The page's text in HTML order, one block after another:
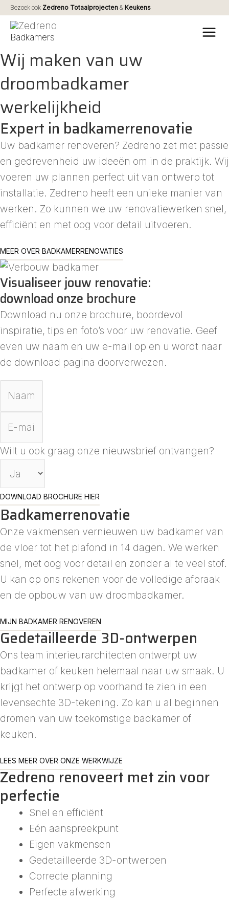
Ga
naar
inhoud
Bezoek ook Zedreno Totaalprojecten & Keukens
Badkamers
Wij maken van uw
droombadkamer
werkelijkheid
Expert in badkamerrenovatie
Uw badkamer renoveren? Zedreno zet met passie
en gedrevenheid uw ideeën om in de praktijk. Wij
voeren uw plannen perfect uit van ontwerp tot
installatie. Zedreno heeft een unieke manier van
werken. Zo kunnen we uw renovatiewerken snel,
efficiënt en met oog voor detail uitvoeren.
MEER OVER BADKAMERRENOVATIES
Visualiseer jouw renovatie:
download onze brochure
Download nu onze brochure, boordevol
inspiratie, tips en foto’s voor uw renovatie. Geef
even uw naam en uw e-mail op en u wordt naar
de download pagina doorverwezen.
Wilt u ook graag onze nieuwsbrief ontvangen?
DOWNLOAD BROCHURE HIER
Badkamerrenovatie
Onze vakmensen vernieuwen uw badkamer van
de vloer tot het plafond in 14 dagen. We werken
snel, met oog voor detail en zonder al te veel stof.
U kan op ons rekenen voor de volledige afbraak
en de opbouw van uw droombadkamer.
MIJN BADKAMER RENOVEREN
Gedetailleerde 3D-ontwerpen
Ons team interieurarchitecten ontwerpt uw
badkamer of keuken helemaal naar uw smaak. U
krijgt het ontwerp op voorhand te zien in een
levensechte 3D-tekening. Zo kan u al beginnen
dromen van uw toekomstige badkamer of
keuken.
LEES MEER OVER ONZE WERKWIJZE
Zedreno renoveert met zin voor
perfectie
Snel en efficiënt
Eén aanspreekpunt
Eigen vakmensen
Gedetailleerde 3D-ontwerpen
Correcte planning
Perfecte afwerking